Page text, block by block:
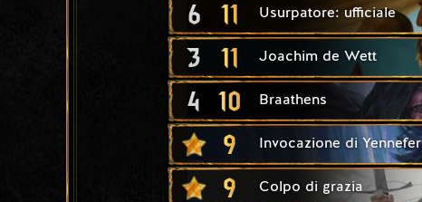
6 11 Usurpatore: ufficiale
3 11 Joachim de Wett
4 10 Braathens
9 Invocazione di Yennefer
9 Colpo di grazia